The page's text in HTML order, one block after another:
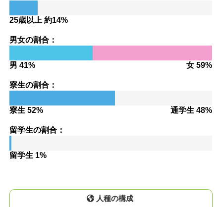
25歳以上 約14%
男女の割合：
男 41% 女 59%
寮生の割合：
寮生 52% 通学生 48%
留学生の割合：
留学生 1%
人種の構成